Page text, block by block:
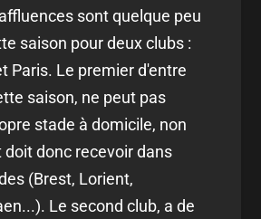
sont quelque peu
saison pour deux clubs :
Paris. Le premier d'entre
saison, ne peut pas
stade à domicile, non
donc recevoir dans
(Brest, Lorient,
Le second club, a de